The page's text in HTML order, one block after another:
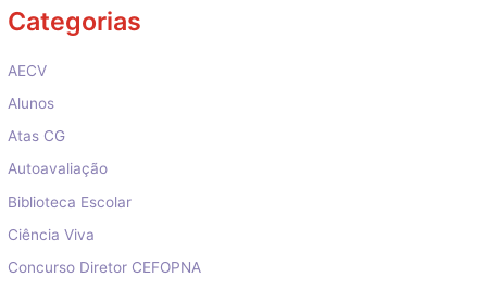
Categorias
AECV
Alunos
Atas CG
Autoavaliação
Biblioteca Escolar
Ciência Viva
Concurso Diretor CEFOPNA